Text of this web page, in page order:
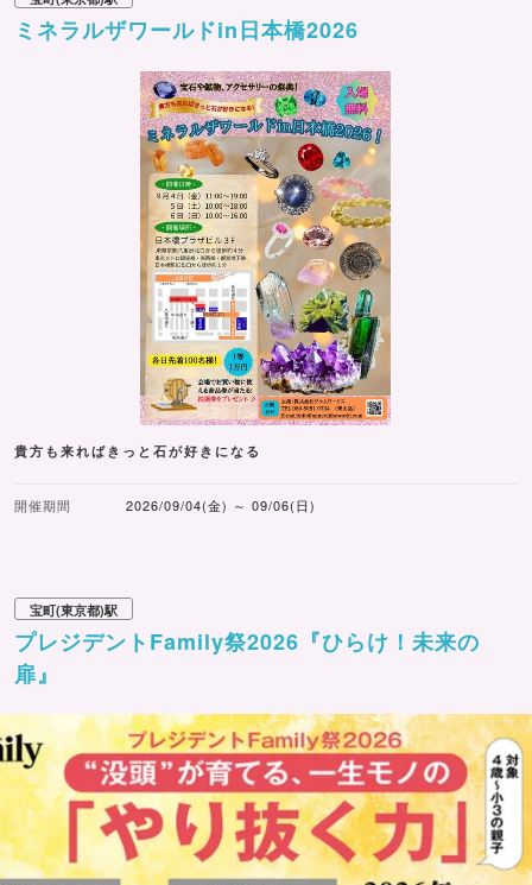
ミネラルザワールドin日本橋2026
貴方も来ればきっと石が好きになる
開催期間 2026/09/04(金) ～ 09/06(日)
宝町(東京都)駅
プレジデントFamily祭2026『ひらけ！未来の
扉』